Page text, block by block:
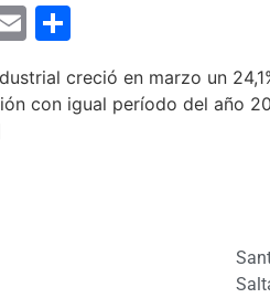
Email
creció en marzo un
con igual período del año